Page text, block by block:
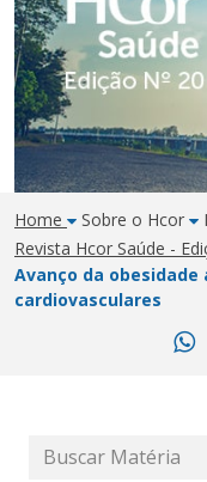
Home Sobre o Hcor
Revista Hcor Saúde -
Avanço da
cardiovasculares